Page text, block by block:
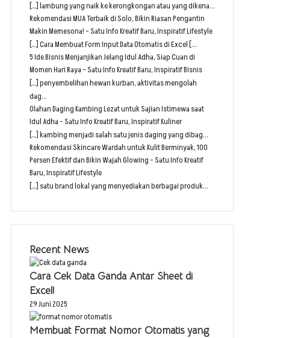
[…] lambung yang naik ke kerongkongan atau yang dikena...
Rekomendasi MUA Terbaik di Solo, Bikin Riasan Pengantin
Makin Memesona! - Satu Info Kreatif Baru, Inspiratif Lifestyle
[…] Cara Membuat Form Input Data Otomatis di Excel [...
5 Ide Bisnis Menjanjikan Jelang Idul Adha, Siap Cuan di
Momen Hari Raya - Satu Info Kreatif Baru, Inspiratif Bisnis
[…] penyembelihan hewan kurban, aktivitas mengolah
dag...
Olahan Daging Kambing Lezat untuk Sajian Istimewa saat
Idul Adha - Satu Info Kreatif Baru, Inspiratif Kuliner
[…] kambing menjadi salah satu jenis daging yang dibag...
Rekomendasi Skincare Wardah untuk Kulit Berminyak, 100
Persen Efektif dan Bikin Wajah Glowing - Satu Info Kreatif
Baru, Inspiratif Lifestyle
[…] satu brand lokal yang menyediakan berbagai produk...
Recent News
Cara Cek Data Ganda Antar Sheet di
Excel!
29 Juni 2025
Membuat Format Nomor Otomatis yang